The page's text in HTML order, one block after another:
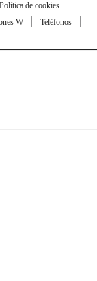
Política de cookies
W
Teléfonos